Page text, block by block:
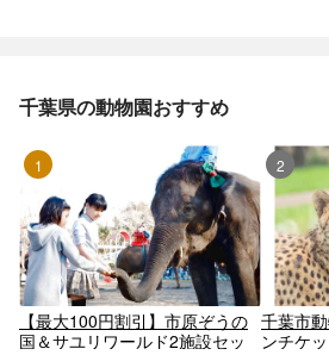
千葉県の動物園おすすめ
【最大100円割引】市原ぞうの
国＆サユリワールド2施設セッ
千葉市
ンチケ